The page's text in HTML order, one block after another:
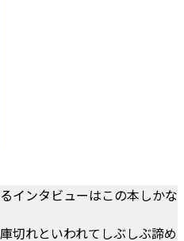
インタビューはこの本しかな
切れといわれてしぶしぶ諦め